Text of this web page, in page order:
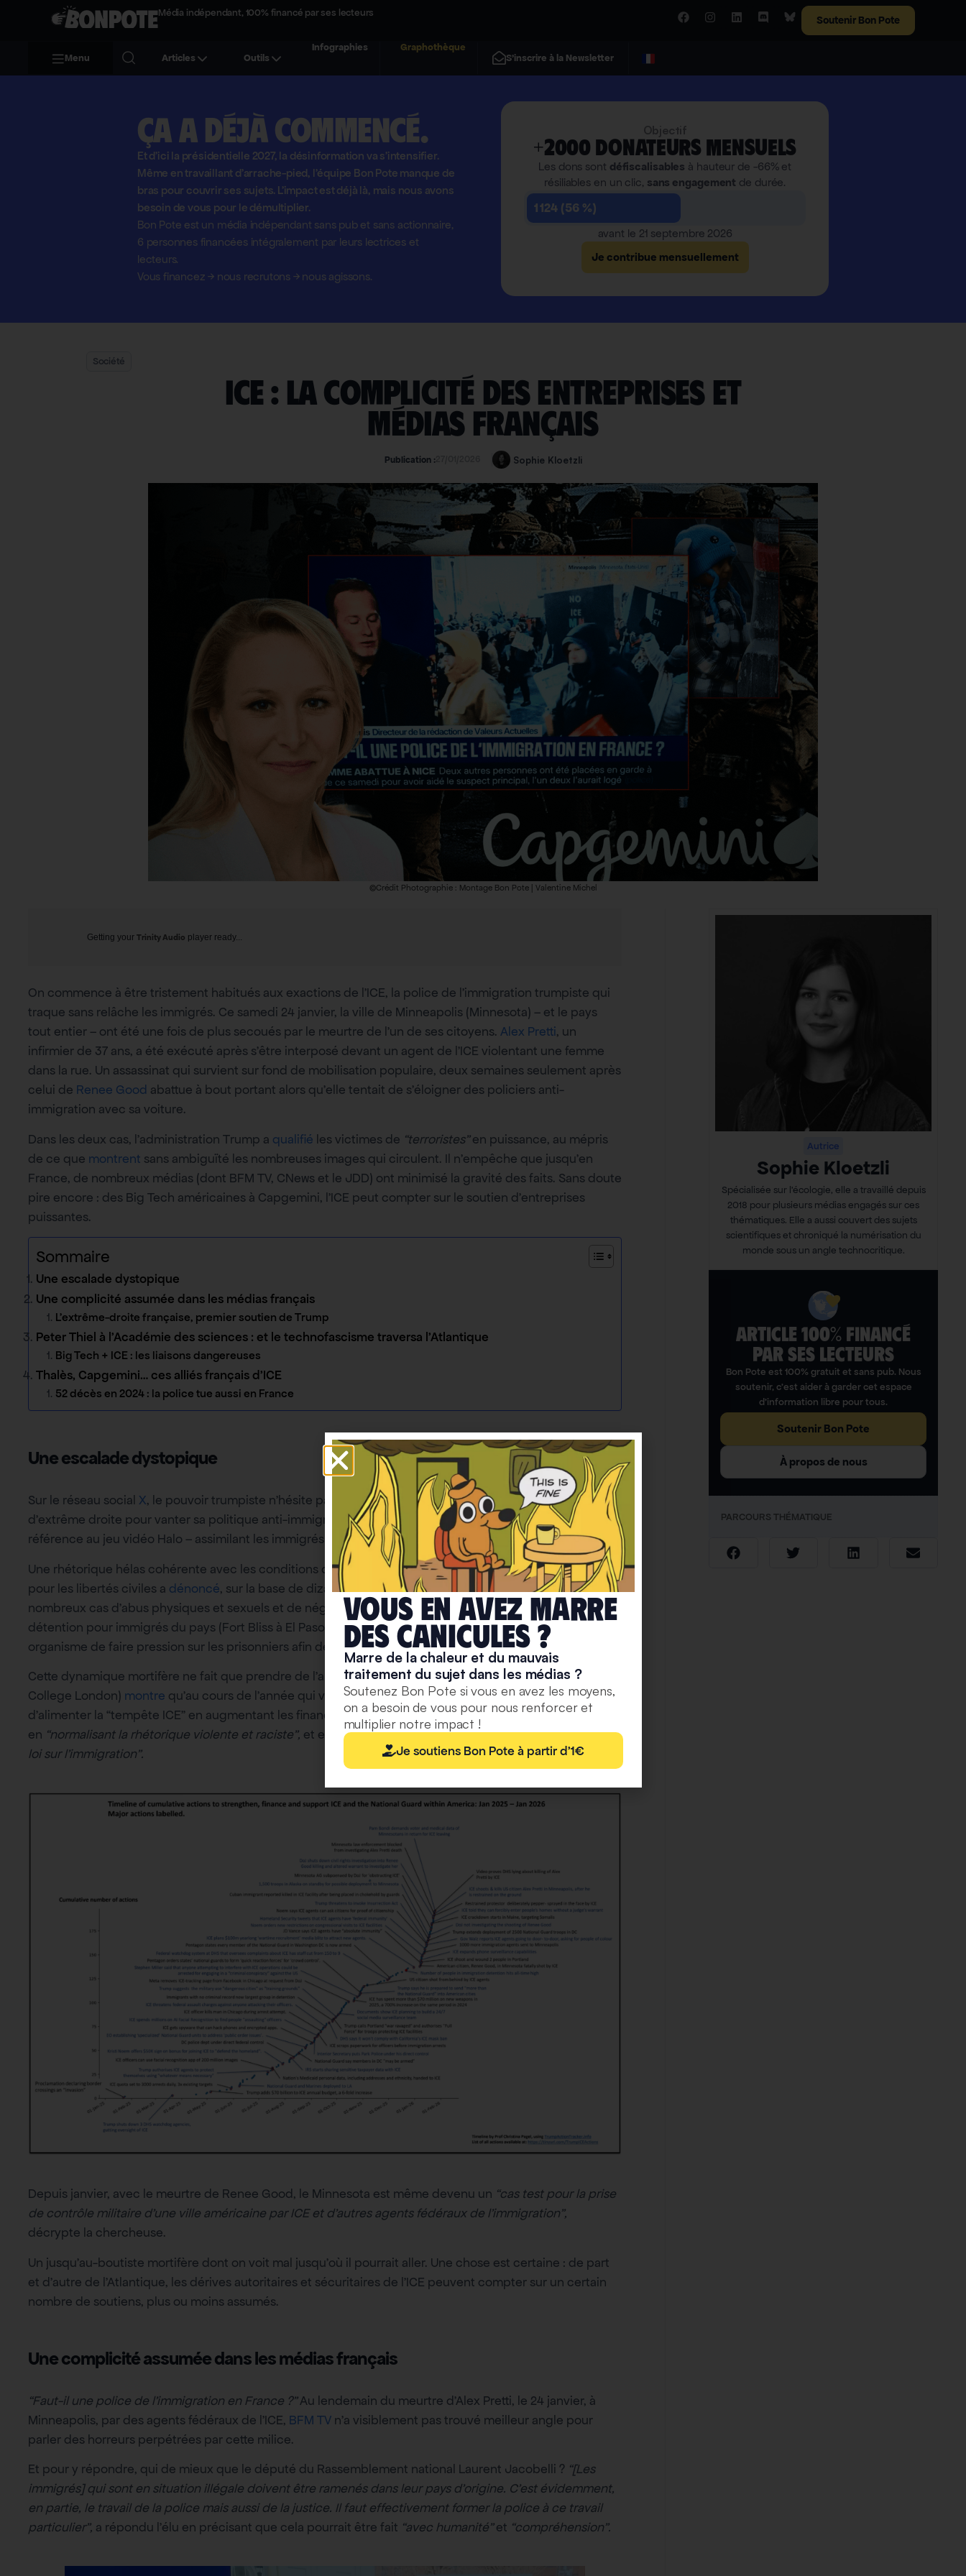
Média indépendant, 100% financé par ses lecteurs
Soutenir Bon Pote
Menu Articles Outils
Infographies
Graphothèque
S'inscrire à la Newsletter
Ça a déjà commencé.
Et d'ici la présidentielle 2027, la désinformation va s'intensifier.
Même en travaillant d'arrache-pied, l'équipe Bon Pote manque de
bras pour couvrir ses sujets. L'impact est déjà là, mais nous avons
besoin de vous pour le démultiplier.
Bon Pote est un média indépendant sans pub et sans actionnaire,
6 personnes financées intégralement par leurs lectrices et
lecteurs.
Vous financez→nous recrutons →nous agissons.
+2000 donateurs mensuels
Les dons sont défiscalisables à hauteur de -66% et
résiliables en un clic, sans engagement de durée.
1 124 (56 %)
avant le 21 septembre 2026
Je contribue mensuellement
Société
ICE : la complicité des entreprises et
médias français
Publication :27/01/2026 Sophie Kloetzli
©Crédit Photographie : Montage Bon Pote | Valentine Michel
Getting your Trinity Audio player ready...
On commence à être tristement habitués aux exactions de l’ICE, la police de l’immigration trumpiste qui
traque sans relâche les immigrés. Ce samedi 24 janvier, la ville de Minneapolis (Minnesota) – et le pays
tout entier – ont été une fois de plus secoués par le meurtre de l’un de ses citoyens. Alex Pretti, un
infirmier de 37 ans, a été exécuté après s’être interposé devant un agent de l’ICE violentant une femme
dans la rue. Un assassinat qui survient sur fond de mobilisation populaire, deux semaines seulement après
celui de Renee Good abattue à bout portant alors qu’elle tentait de s’éloigner des policiers anti-
immigration avec sa voiture.
Dans les deux cas, l’administration Trump a qualifié les victimes de “terroristes”en puissance, au mépris
de ce que montrent sans ambiguïté les nombreuses images qui circulent. Il n’empêche que jusqu’en
France, de nombreux médias (dont BFM TV, CNews et le JDD) ont minimisé la gravité des faits. Sans doute
pire encore : des Big Tech américaines à Capgemini, l’ICE peut compter sur le soutien d’entreprises
puissantes.
Sommaire
Une escalade dystopique
Une complicité assumée dans les médias français
L’extrême-droite française, premier soutien de Trump
Peter Thiel à l’Académie des sciences : et le technofascisme traversa l’Atlantique
Big Tech + ICE : les liaisons dangereuses
Thalès, Capgemini… ces alliés français d’ICE
52 décès en 2024 : la police tue aussi en France
Une escalade dystopique
Sur le réseau social X, le pouvoir trumpiste n’hésite pas à recycler les slogans de suprémacistes
d’extrême droite pour vanter sa politique anti-immigration brutale, comme
“Destroy the flood” –
référence au jeu vidéo Halo – assimilant les immigrés à des parasites à éradiquer.
Une rhétorique hélas cohérente avec les conditions de détention. En décembre 2025, l’Union américaine
pour les libertés civiles a dénoncé, sur la base de dizaines d’entretiens réalisé avec des détenus, de
nombreux cas d’abus physiques et sexuels et de négligence médicale dans le plus grand centre de
détention pour immigrés du pays (Fort Bliss à El Paso, au Texas). L’ICE est également accusée par cet
organisme de faire pression sur les prisonniers afin de les pousser à “l’auto-déportation”.
Cette dynamique mortifère ne fait que prendre de l’ampleur. La chercheuse Christina Pagel (University
College London) montre qu’au cours de l’année qui vient s’écouler, l’administration Trump n’a eu de cesse
d’alimenter la “tempête ICE” en augmentant les financements et les capacités de cette police spéciale,
en “normalisant la rhétorique violente et raciste”, et en
“élargissant le soutien juridique à l’application de la
loi sur l’immigration”.
Depuis janvier, avec le meurtre de Renee Good, le Minnesota est même devenu un “cas test pour la prise
de contrôle militaire d’une ville américaine par ICE et d’autres agents fédéraux de l’immigration”,
décrypte la chercheuse.
Un jusqu’au-boutiste mortifère dont on voit mal jusqu’où il pourrait aller. Une chose est certaine : de part
et d’autre de l’Atlantique, les dérives autoritaires et sécuritaires de l’ICE peuvent compter sur un certain
nombre de soutiens, plus ou moins assumés.
Une complicité assumée dans les médias français
“Faut-il une police de l’immigration en France ?”Au lendemain du meurtre d’Alex Pretti, le 24 janvier, à
Minneapolis, par des agents fédéraux de l’ICE, BFM TV n’a visiblement pas trouvé meilleur angle pour
parler des horreurs perpétrées par cette milice.
Et pour y répondre, qui de mieux que le député du Rassemblement national Laurent Jacobelli ? “[Les
immigrés] qui sont en situation illégale doivent être ramenés dans leur pays d’origine. C’est évidemment,
en partie, le travail de la police mais aussi de la justice. Il faut effectivement former la police à ce travail
particulier”, a répondu l’élu en précisant que cela pourrait être fait “avec humanité”et “compréhension”.
Autrice
Sophie Kloetzli
Spécialisée sur l’écologie, elle a travaillé depuis
2018 pour plusieurs médias engagés sur ces
thématiques. Elle a aussi couvert des sujets
scientifiques et chroniqué la numérisation du
monde sous un angle technocritique.
ARTICLE 100% FINANCÉ
PAR SES LECTEURS​
Bon Pote est 100% gratuit et sans pub. Nous
soutenir, c’est aider à garder cet espace
d’information libre pour tous.
Soutenir Bon Pote
À propos de nous
PARCOURS THÉMATIQUE
Vous en avez marre
deS caniculeS ?
Marre de la chaleur et du mauvais
traitement du sujet dans les médias ?
Soutenez Bon Pote si vous en avez les moyens,
on a besoin de vous pour nous renforcer et
multiplier notre impact !
Je soutiens Bon Pote à partir d'1€